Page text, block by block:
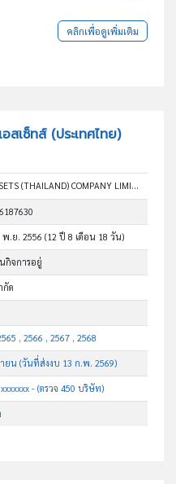
คลิกเพื่อดูเพิ่มเติม
เซ็ทส์ (ประเทศไทย)
TCC ASSETS (THAILAND) COMPANY LIMITED
พ.ย. 2556(12 ปี 8 เดือน 18 วัน)
กิจการอยู่
กัด
, 2566 , 2567 , 2568
ยน (วันที่ส่งงบ 13 ก.พ. 2569)
xxxxxxx - (ตรวจ 450 บริษัท)